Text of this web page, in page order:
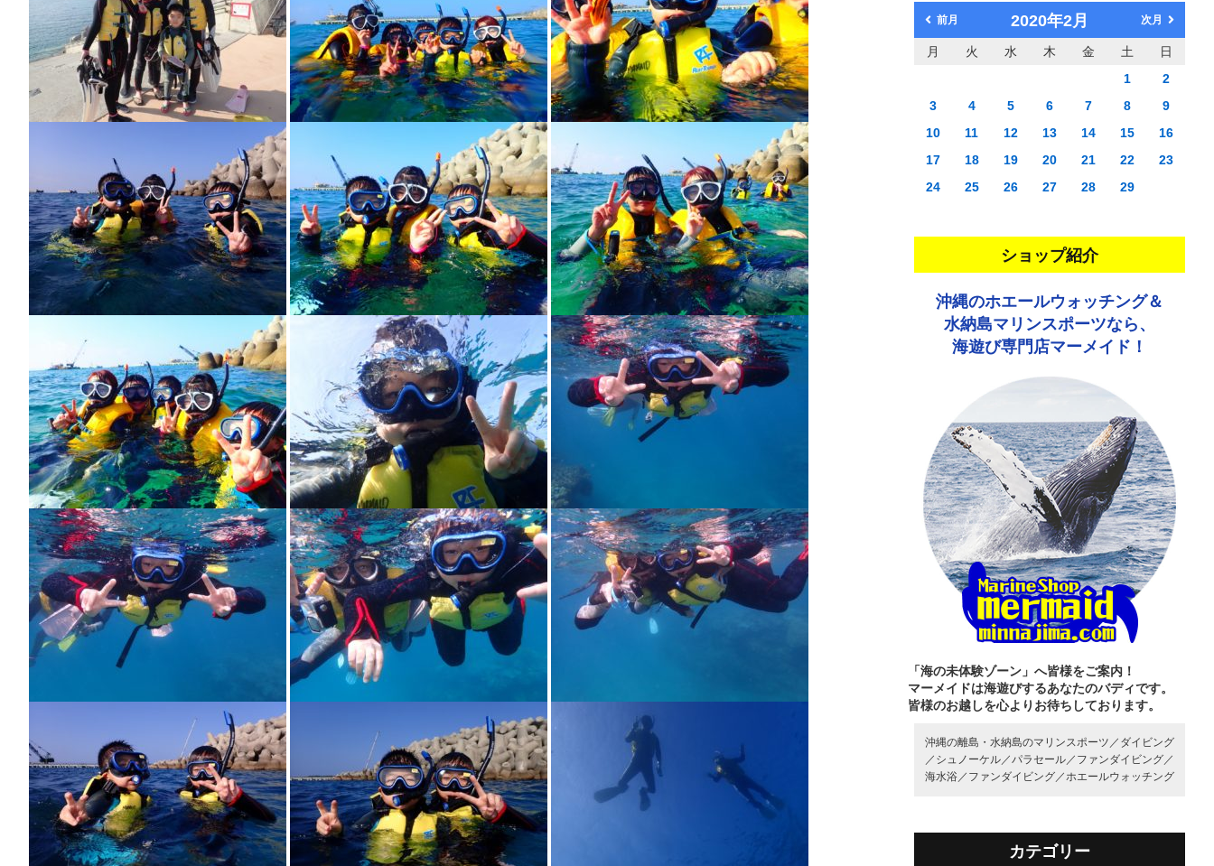
前月 2020年2月 次月
月 火 水 木 金 土
日
1
2
3
4 5 6 7 8
9
10
11 12 13 14 15
16
17
18 19 20 21 22
23
24
25 26 27 28 29
ショップ紹介
沖縄のホエールウォッチング＆
水納島マリンスポーツなら、
海遊び専門店マーメイド！
「海の未体験ゾーン」へ皆様をご案内！
マーメイドは海遊びするあなたのバディです。
皆様のお越しを心よりお待ちしております。
沖縄の離島・水納島のマリンスポーツ／ ダイビング
／ シュノーケル／ パラセール／ ファンダイビング／
海水浴／ ファンダイビング／ ホエールウォッチング
カテゴリー